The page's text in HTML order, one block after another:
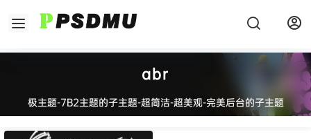
abr
极主题-7B2主题的子主题-超简洁-超美观-完美后台的子主题